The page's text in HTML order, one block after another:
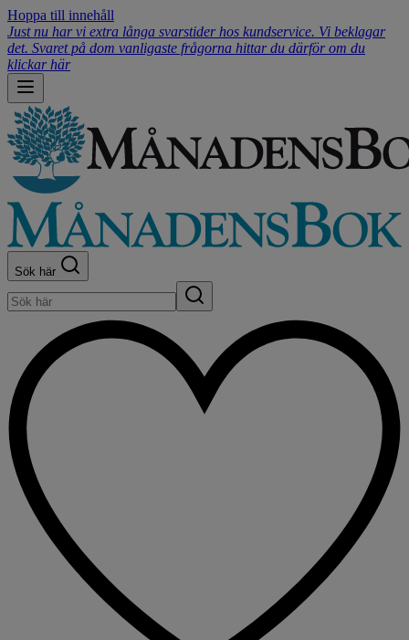
Hoppa till innehåll
Just nu har vi extra långa svarstider hos kundservice. Vi beklagar
det. Svaret på dom vanligaste frågorna hittar du därför om du
klickar här
Sök här